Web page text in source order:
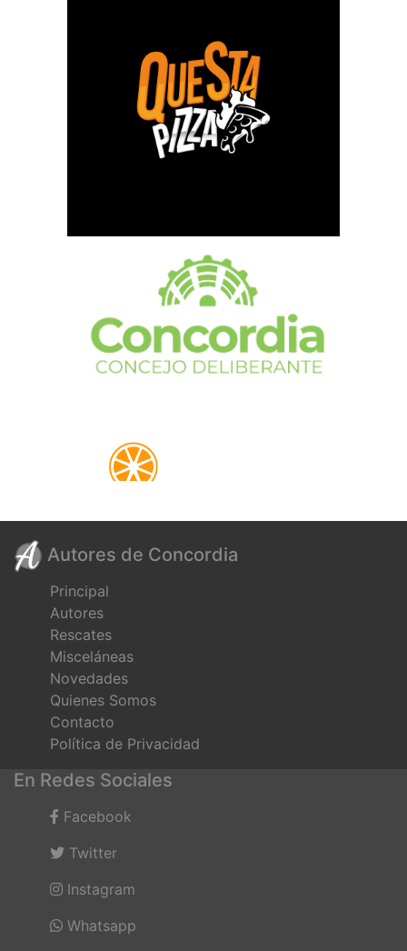
Autores de Concordia
Principal
Autores
Rescates
Misceláneas
Novedades
Quienes Somos
Contacto
Política de Privacidad
En Redes Sociales
Facebook
Twitter
Instagram
Whatsapp